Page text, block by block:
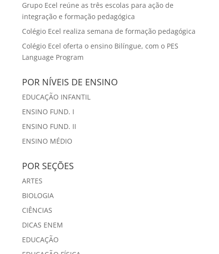
Grupo Ecel reúne as três escolas para ação de
integração e formação pedagógica
Colégio Ecel realiza semana de formação pedagógica
Colégio Ecel oferta o ensino Bilíngue, com o PES
Language Program
POR NÍVEIS DE ENSINO
EDUCAÇÃO INFANTIL
ENSINO FUND. I
ENSINO FUND. II
ENSINO MÉDIO
POR SEÇÕES
ARTES
BIOLOGIA
CIÊNCIAS
DICAS ENEM
EDUCAÇÃO